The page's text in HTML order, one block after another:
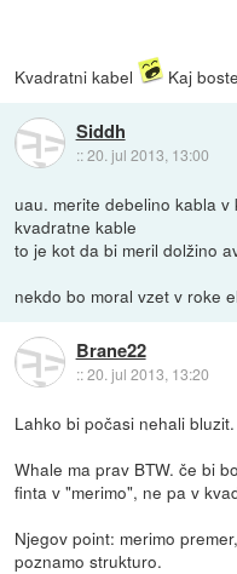
Kvadratni kabel Kaj
Siddh
::20. jul 2013, 13:00
uau. merite debelino kabla v
kvadratne kable
to je kot da bi meril dolžino
nekdo bo moral vzet v roke
Brane22
::20. jul 2013, 13:20
Lahko bi počasi nehali bluzit.
Whale ma prav BTW. če bi
finta v "merimo", ne pa v
Njegov point: merimo
poznamo strukturo.